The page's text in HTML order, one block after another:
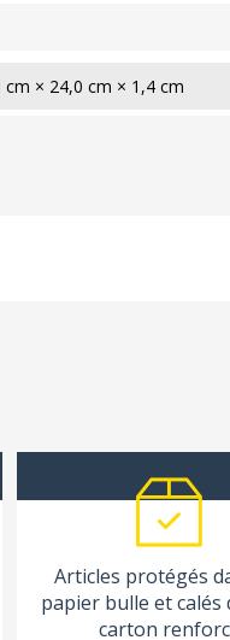
cm × 24,0 cm × 1,4 cm
Articles protégés
papier bulle et calés
carton